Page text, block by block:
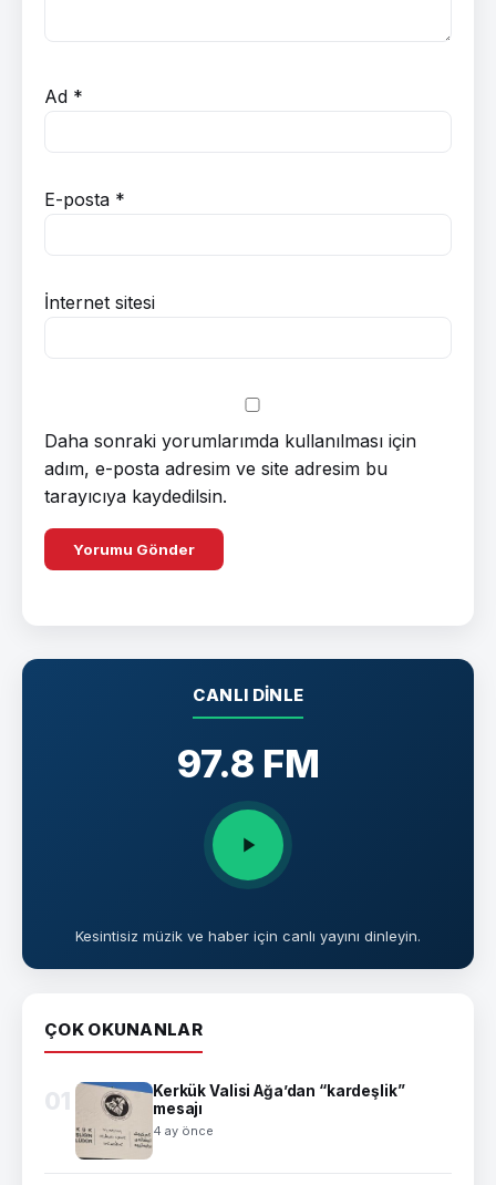
Ad *
E-posta *
İnternet sitesi
Daha sonraki yorumlarımda kullanılması için
adım, e-posta adresim ve site adresim bu
tarayıcıya kaydedilsin.
CANLI DINLE
97.8 FM
Kesintisiz müzik ve haber için canlı yayını dinleyin.
ÇOK OKUNANLAR
01
Kerkük Valisi Ağa’dan “kardeşlik”
mesajı
4 ay önce